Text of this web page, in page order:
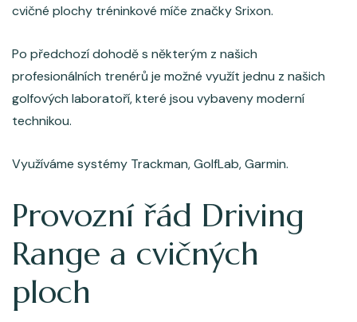
cvičné plochy tréninkové míče značky Srixon.
Po předchozí dohodě s některým z našich
profesionálních trenérů je možné využít jednu z našich
golfových laboratoří, které jsou vybaveny moderní
technikou.
Využíváme systémy Trackman, GolfLab, Garmin.
Provozní řád Driving
Range a cvičných
ploch